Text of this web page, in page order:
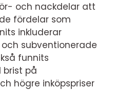
och nackdelar att
fördelar som
inkluderar
subventionerade
funnits
brist på
högre inköpspriser